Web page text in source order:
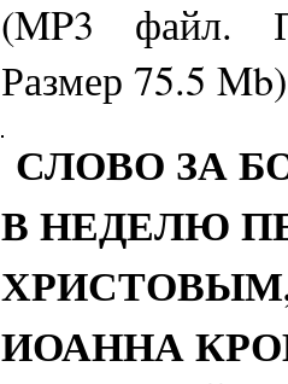
Магаданская
Храм
Среднекан
Минская
Храм в
(MP3 файл.
Размер 75.5 Mb)
СЛОВО ЗА
В НЕДЕЛЮ
ИОАННА